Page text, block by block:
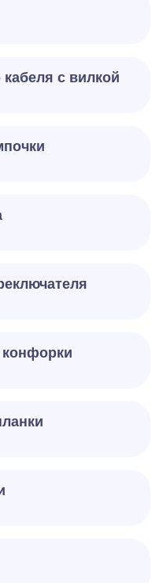
кабеля с вилкой
конфорки